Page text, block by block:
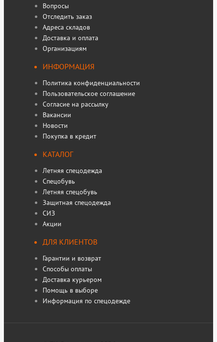
Вопросы
Отследить заказ
Адреса складов
Доставка и оплата
Организациям
ИНФОРМАЦИЯ
Политика конфиденциальности
Пользовательское соглашение
Согласие на рассылку
Вакансии
Новости
Покупка в кредит
КАТАЛОГ
Летняя спецодежда
Спецобувь
Летняя спецобувь
Защитная спецодежда
СИЗ
Акции
ДЛЯ КЛИЕНТОВ
Гарантии и возврат
Способы оплаты
Доставка курьером
Помощь в выборе
Информация по спецодежде